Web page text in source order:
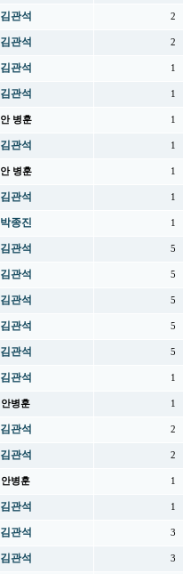
김관석 2
김관석 2
김관석 1
김관석 1
안 병훈 1
김관석 1
안 병훈 1
김관석 1
박종진 1
김관석 5
김관석 5
김관석 5
김관석 5
김관석 5
김관석 1
안병훈 1
김관석 2
김관석 2
안병훈 1
김관석 1
김관석 3
김관석 3